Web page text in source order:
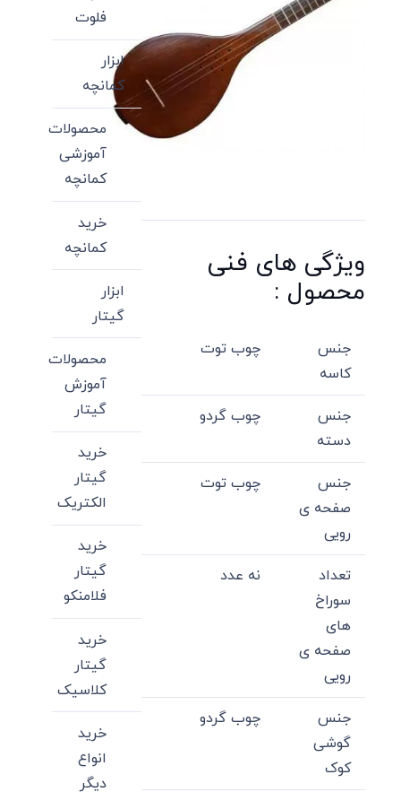
ویژگی های فنی
محصول :
جنس
کاسه
چوب توت
جنس
دسته
چوب گردو
جنس
صفحه ی
رویی
چوب توت
تعداد
سوراخ
های
صفحه ی
رویی
نه عدد
جنس
گوشی
کوک
چوب گردو
فلوت
ابزار
کمانچه
محصولات
آموزشی
کمانچه
خرید
کمانچه
ابزار
گیتار
محصولات
آموزش
گیتار
خرید
گیتار
الکتریک
خرید
گیتار
فلامنکو
خرید
گیتار
کلاسیک
خرید
انواع
دیگر